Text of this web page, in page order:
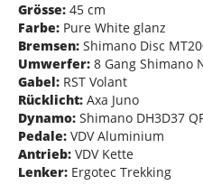
Grösse: 45 cm
Farbe: Pure White glanz
Bremsen: Shimano Disc
Umwerfer: 8 Gang Shimano
Gabel: RST Volant
Rücklicht: Axa Juno
Dynamo: Shimano DH3D37
Pedale: VDV Aluminium
Antrieb: VDV Kette
Lenker: Ergotec Trekking